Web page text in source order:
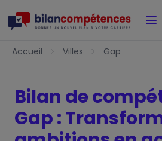
Accueil
Accueil Villes Gap
Bilan de
Gap :